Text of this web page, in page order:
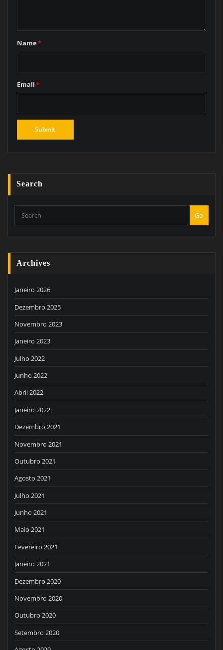
Name*
Email*
Search
Go
Archives
Janeiro 2026
Dezembro 2025
Novembro 2023
Janeiro 2023
Julho 2022
Junho 2022
Abril 2022
Janeiro 2022
Dezembro 2021
Novembro 2021
Outubro 2021
Agosto 2021
Julho 2021
Junho 2021
Maio 2021
Fevereiro 2021
Janeiro 2021
Dezembro 2020
Novembro 2020
Outubro 2020
Setembro 2020